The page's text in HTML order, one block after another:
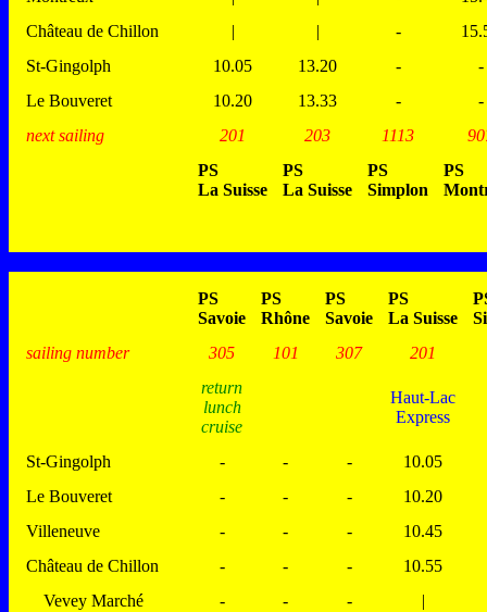
Château de Chillon
| | -
St-Gingolph
10.05 13.20 -
-
Le Bouveret
10.20 13.33 -
-
next sailing
201 203 1113
PS
La Suisse
PS
La Suisse
PS
Simplon
PS
PS
Savoie
PS
Rhône
PS
Savoie
PS
La Suisse
sailing number
305 101 307
201
return
lunch
cruise
Haut-Lac
Express
St-Gingolph - - -
10.05
Le Bouveret
- - -
10.20
Villeneuve
- - -
10.45
Château de Chillon
- - -
10.55
Vevey Marché
- - -
|